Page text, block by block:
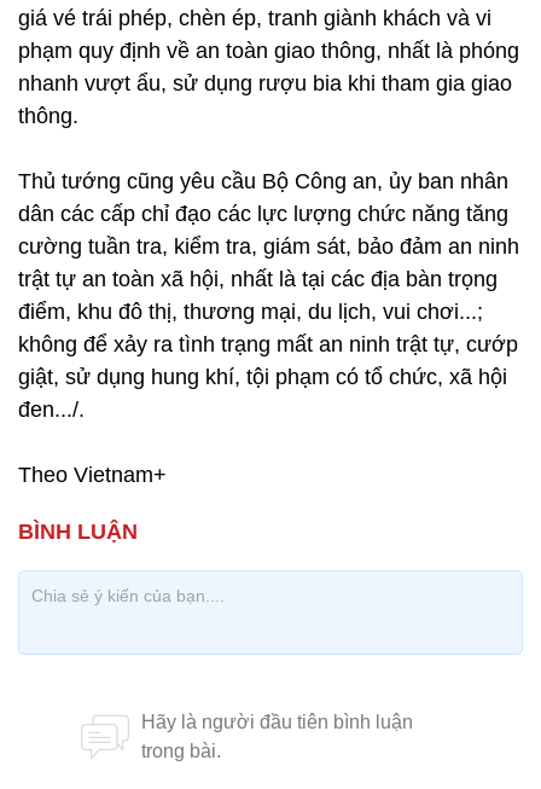
giá vé trái phép, chèn ép, tranh giành khách và vi
phạm quy định về an toàn giao thông, nhất là phóng
nhanh vượt ẩu, sử dụng rượu bia khi tham gia giao
thông.
Thủ tướng cũng yêu cầu Bộ Công an, ủy ban nhân
dân các cấp chỉ đạo các lực lượng chức năng tăng
cường tuần tra, kiểm tra, giám sát, bảo đảm an ninh
trật tự an toàn xã hội, nhất là tại các địa bàn trọng
điểm, khu đô thị, thương mại, du lịch, vui chơi...;
không để xảy ra tình trạng mất an ninh trật tự, cướp
giật, sử dụng hung khí, tội phạm có tổ chức, xã hội
đen.../.
Theo Vietnam+